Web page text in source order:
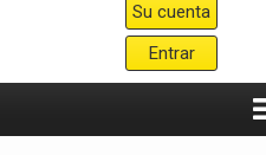
Su cuenta
Entrar